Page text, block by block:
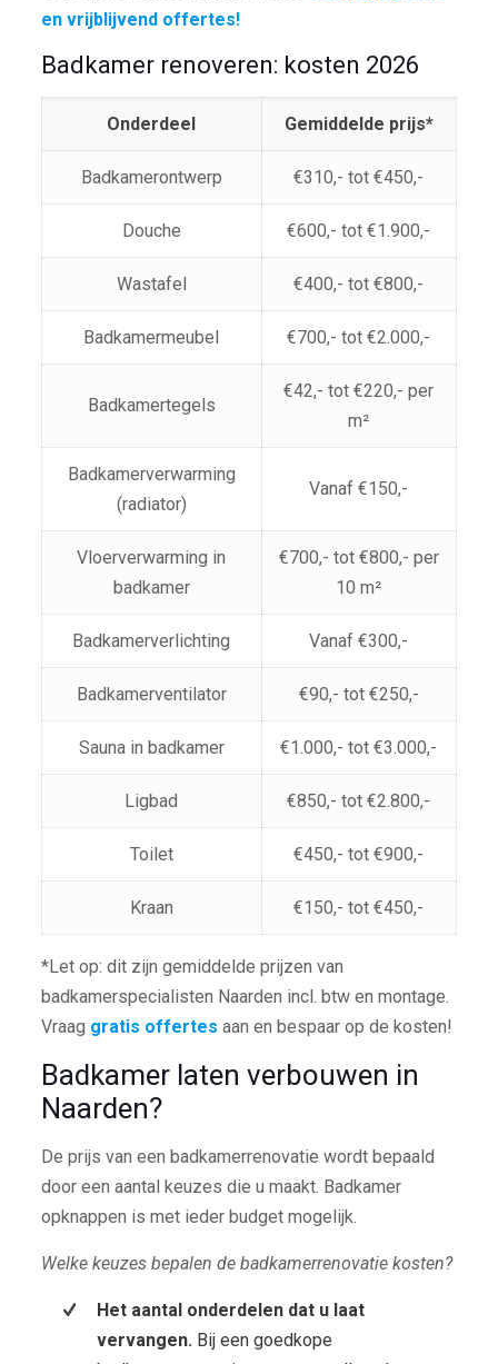
en vrijblijvend offertes!
Badkamer renoveren: kosten 2026
Onderdeel Gemiddelde prijs*
Badkamerontwerp €310,- tot €450,-
Douche €600,- tot €1.900,-
Wastafel €400,- tot €800,-
Badkamermeubel €700,- tot €2.000,-
Badkamertegels
€42,- tot €220,- per
m²
Badkamerverwarming
(radiator)
Vanaf €150,-
Vloerverwarming in
badkamer
€700,- tot €800,- per
10 m²
Badkamerverlichting Vanaf €300,-
Badkamerventilator €90,- tot €250,-
Sauna in badkamer €1.000,- tot €3.000,-
Ligbad €850,- tot €2.800,-
Toilet €450,- tot €900,-
Kraan €150,- tot €450,-
*Let op: dit zijn gemiddelde prijzen van
badkamerspecialisten Naarden incl. btw en montage.
Vraag gratis offertes aan en bespaar op de kosten!
Badkamer laten verbouwen in
Naarden?
De prijs van een badkamerrenovatie wordt bepaald
door een aantal keuzes die u maakt. Badkamer
opknappen is met ieder budget mogelijk.
Welke keuzes bepalen de badkamerrenovatie kosten?
Het aantal onderdelen dat u laat
vervangen. Bij een goedkope